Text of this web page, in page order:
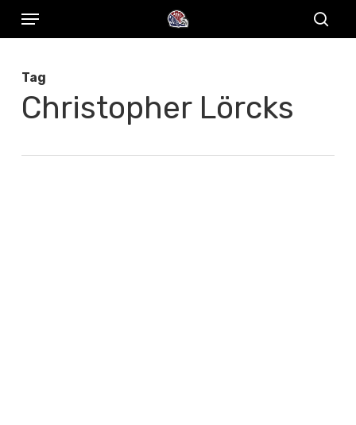
Skip
content
Menu
Tag
Christopher Lörcks